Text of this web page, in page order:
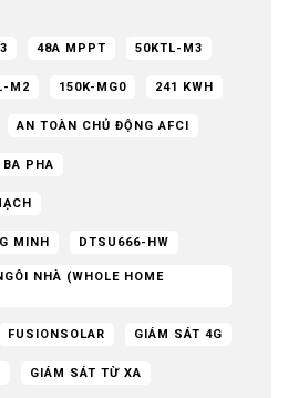
48A MPPT 50KTL-M3
M2 150K-MG0 241 KWH
AN TOÀN CHỦ ĐỘNG AFCI
BA PHA
MINH DTSU666-HW
NHÀ (WHOLE HOME
FUSIONSOLAR GIÁM SÁT 4G
GIÁM SÁT TỪ XA